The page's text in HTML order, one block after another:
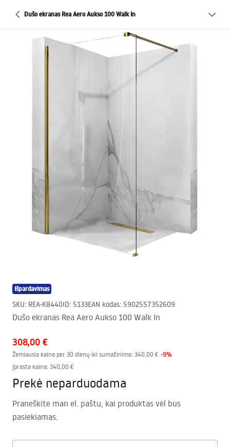
Dušo ekranas Rea Aero Aukso 100 Walk In
Išpardavimas
SKU: REA-K8440ID: 5133EAN kodas: 5902557352609
Dušo ekranas Rea Aero Aukso 100 Walk In
308,00 €
Žemiausia kaina per 30 dienų iki sumažinimo: 340,00 € -9%
Įprasta kaina: 340,00 €
Prekė neparduodama
Praneškite man el. paštu, kai produktas vėl bus
pasiekiamas.